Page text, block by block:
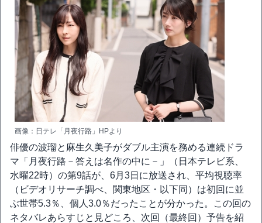
画像：日テレ「月夜行路」HPより
俳優の波瑠と麻生久美子がダブル主演を務める連続ドラ
マ「月夜行路－答えは名作の中に－」（日本テレビ系、
水曜22時）の第9話が、6月3日に放送され、平均視聴率
（ビデオリサーチ調べ、関東地区・以下同）は初回に並
ぶ世帯5.3％、個人3.0％だったことが分かった。この回の
ネタバレあらすじと見どころ、次回（最終回）予告を紹